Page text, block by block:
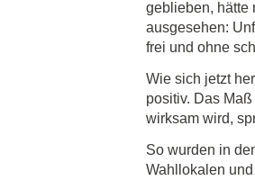
geblieben, hätte
ausgesehen:
frei und ohne
Wie sich jetzt
positiv. Das
wirksam wird,
So wurden in
Wahllokalen